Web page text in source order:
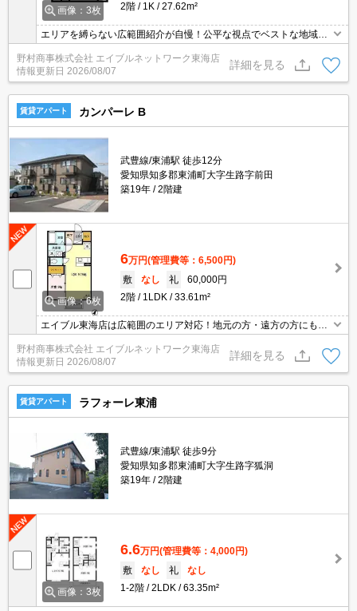
画像：3枚
2階
1K 27.62m²
エリアを縛らない広範囲紹介が自慢！公平な視点でベストな地域を
ご提案します。現地集合・オンライン対応！
野村商事株式会社 エイブルネットワーク東海店
情報更新日 2026/08/07
詳細を見る
賃貸アパート カンパーレ B
武豊線/東浦駅 徒歩12分
愛知県知多郡東浦町大字生路字前田
築19年
2階建
画像：6枚
6万円(管理費等：6,500円)
敷
なし 礼
60,000円
2階
1LDK 33.61m²
エイブル東海店は広範囲のエリア対応！地元の方・遠方の方にも公
平な視点で提案♪見るだけ・オンライン可！
野村商事株式会社 エイブルネットワーク東海店
情報更新日 2026/08/07
詳細を見る
賃貸アパート ラフォーレ東浦
武豊線/東浦駅 徒歩9分
愛知県知多郡東浦町大字生路字狐洞
築19年
2階建
画像：3枚
6.6万円(管理費等：4,000円)
敷
なし 礼
なし
1-2階
2LDK 63.35m²